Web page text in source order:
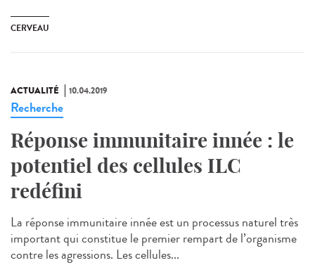
CERVEAU
ACTUALITÉ 10.04.2019
Recherche
Réponse immunitaire innée : le
potentiel des cellules ILC
redéfini
La réponse immunitaire innée est un processus naturel très
important qui constitue le premier rempart de l’organisme
contre les agressions. Les cellules...